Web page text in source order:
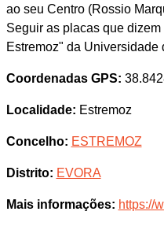
ao seu Centro (Rossio
Seguir as placas que
Estremoz" da Universidade
Coordenadas GPS:
Localidade: Estremoz
Concelho: ESTREMOZ
Distrito: EVORA
Mais informações: https://